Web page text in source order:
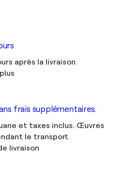
après la livraison
frais supplémentaires.
et taxes inclus. Œuvres
le transport.
livraison